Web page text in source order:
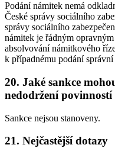
Podání námitek nemá
České správy sociálního
správy sociálního
námitek je řádným
absolvování námitkového
k případnému podání správní
20. Jaké sankce
nedodržení povinností
Sankce nejsou stanoveny.
21. Nejčastější dotazy